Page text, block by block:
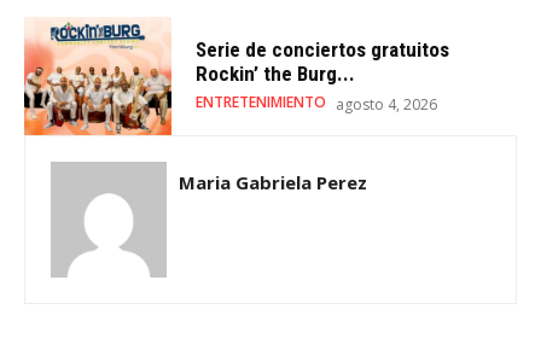
Serie de conciertos gratuitos
Rockin’ the Burg...
ENTRETENIMIENTO agosto 4, 2026
Maria Gabriela Perez